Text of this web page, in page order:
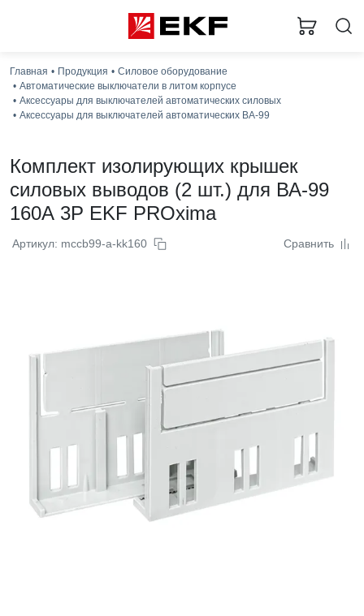
Главная Продукция
Силовое оборудование
Автоматические выключатели в литом корпусе
Аксессуары для выключателей автоматических силовых
Аксессуары для выключателей автоматических ВА-99
Комплект изолирующих крышек
силовых выводов (2 шт.) для ВА-99
160А 3P EKF PROxima
Артикул: mccb99-a-kk160 Сравнить